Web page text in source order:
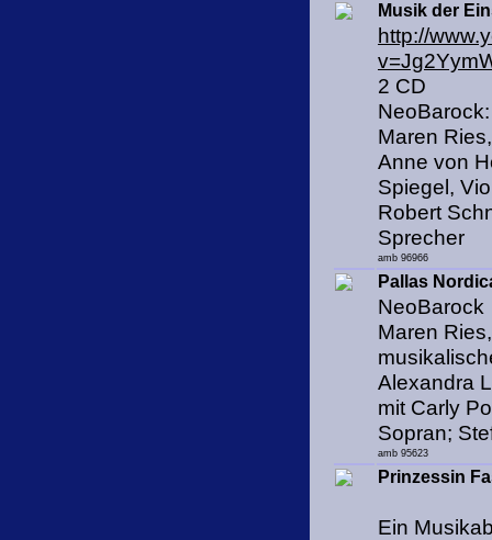
Musik der
http://
2 CD
Maren
Anne von
Spiegel,
Robert
Sprecher
amb 96966
Pallas
NeoBarock
Maren
Alexandra
mit Carly
Sopran;
amb 95623
Prinzessin
Ein